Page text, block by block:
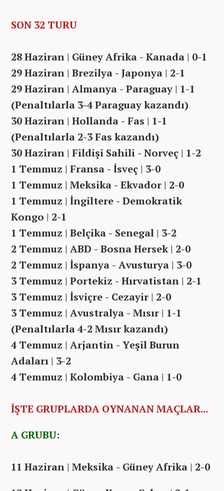
SON 32 TURU
28 Haziran | Güney Afrika - Kanada | 0-1
29 Haziran | Brezilya - Japonya | 2-1
29 Haziran | Almanya - Paraguay | 1-1
(Penaltılarla 3-4 Paraguay kazandı)
30 Haziran | Hollanda - Fas | 1-1
(Penaltılarla 2-3 Fas kazandı)
30 Haziran | Fildişi Sahili - Norveç | 1-2
1 Temmuz | Fransa - İsveç | 3-0
1 Temmuz | Meksika - Ekvador | 2-0
1 Temmuz | İngiltere - Demokratik
Kongo | 2-1
1 Temmuz | Belçika - Senegal | 3-2
2 Temmuz | ABD - Bosna Hersek | 2-0
2 Temmuz | İspanya - Avusturya | 3-0
3 Temmuz | Portekiz - Hırvatistan | 2-1
3 Temmuz | İsviçre - Cezayir | 2-0
3 Temmuz | Avustralya - Mısır | 1-1
(Penaltılarla 4-2 Mısır kazandı)
4 Temmuz | Arjantin - Yeşil Burun
Adaları | 3-2
4 Temmuz | Kolombiya - Gana | 1-0
İŞTE GRUPLARDA OYNANAN MAÇLAR...
A GRUBU:
11 Haziran | Meksika - Güney Afrika | 2-0